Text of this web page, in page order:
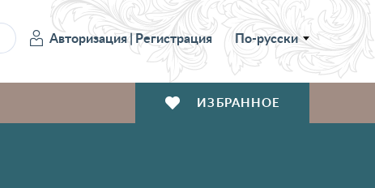
Авторизация|Регистрация По-русски
ИЗБРАННОЕ